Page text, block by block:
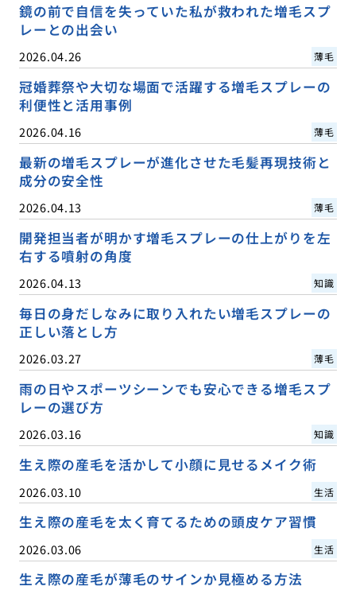
鏡の前で自信を失っていた私が救われた増毛スプ
レーとの出会い
2026.04.26 薄毛
冠婚葬祭や大切な場面で活躍する増毛スプレーの
利便性と活用事例
2026.04.16 薄毛
最新の増毛スプレーが進化させた毛髪再現技術と
成分の安全性
2026.04.13 薄毛
開発担当者が明かす増毛スプレーの仕上がりを左
右する噴射の角度
2026.04.13 知識
毎日の身だしなみに取り入れたい増毛スプレーの
正しい落とし方
2026.03.27 薄毛
雨の日やスポーツシーンでも安心できる増毛スプ
レーの選び方
2026.03.16 知識
生え際の産毛を活かして小顔に見せるメイク術
2026.03.10 生活
生え際の産毛を太く育てるための頭皮ケア習慣
2026.03.06 生活
生え際の産毛が薄毛のサインか見極める方法